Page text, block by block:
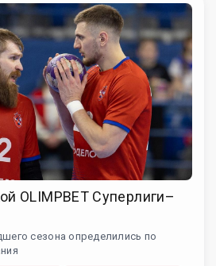
OLIMPBET Суперлиги–
сезона определились по